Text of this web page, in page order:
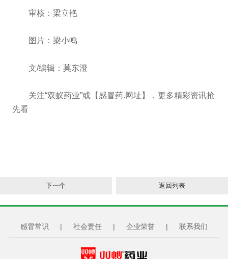
审核：梁立艳
图片：梁小鸣
文/编辑：莫东澄
关注“双蚁药业”或【感冒药.网址】，更多精彩资讯抢
先看
下一个 返回列表
感冒常识 | 社会责任 | 企业荣誉 | 联系我们